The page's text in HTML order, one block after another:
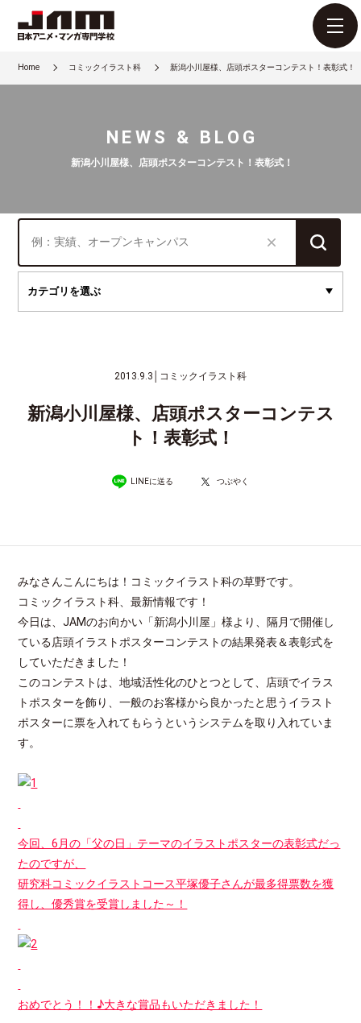
Home コミックイラスト科 新潟小川屋様、店頭ポスターコンテスト！表彰式！
NEWS & BLOG
新潟小川屋様、店頭ポスターコンテスト！表彰式！
2013.9.3 コミックイラスト科
新潟小川屋様、店頭ポスターコンテス
ト！表彰式！
LINEに送る つぶやく
みなさんこんにちは！コミックイラスト科の草野です。
コミックイラスト科、最新情報です！
今日は、JAMのお向かい「新潟小川屋」様より、隔月で開催し
ている店頭イラストポスターコンテストの結果発表＆表彰式を
していただきました！
このコンテストは、地域活性化のひとつとして、店頭でイラス
トポスターを飾り、一般のお客様から良かったと思うイラスト
ポスターに票を入れてもらうというシステムを取り入れていま
す。
今回、6月の「父の日」テーマのイラストポスターの表彰式だっ
たのですが、
研究科コミックイラストコース平塚優子さんが最多得票数を獲
得し、優秀賞を受賞しました～！
おめでとう！！♪大きな賞品もいただきました！